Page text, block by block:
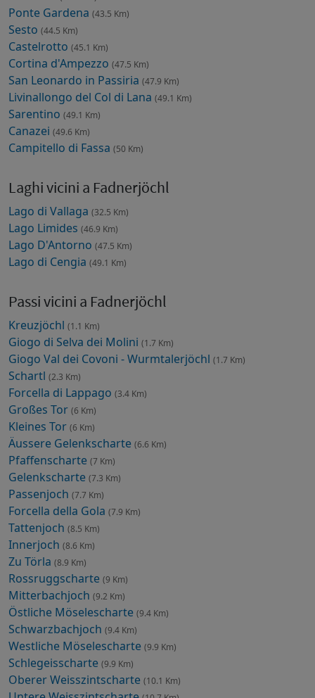
Ponte Gardena (43.5 Km)
Sesto (44.5 Km)
Castelrotto (45.1 Km)
Cortina d'Ampezzo (47.5 Km)
San Leonardo in Passiria (47.9 Km)
Livinallongo del Col di Lana (49.1 Km)
Sarentino (49.1 Km)
Canazei (49.6 Km)
Campitello di Fassa (50 Km)
Laghi vicini a Fadnerjöchl
Lago di Vallaga (32.5 Km)
Lago Limides (46.9 Km)
Lago D'Antorno (47.5 Km)
Lago di Cengia (49.1 Km)
Passi vicini a Fadnerjöchl
Kreuzjöchl (1.1 Km)
Giogo di Selva dei Molini (1.7 Km)
Giogo Val dei Covoni - Wurmtalerjöchl (1.7 Km)
Schartl (2.3 Km)
Forcella di Lappago (3.4 Km)
Großes Tor (6 Km)
Kleines Tor (6 Km)
Äussere Gelenkscharte (6.6 Km)
Pfaffenscharte (7 Km)
Gelenkscharte (7.3 Km)
Passenjoch (7.7 Km)
Forcella della Gola (7.9 Km)
Tattenjoch (8.5 Km)
Innerjoch (8.6 Km)
Zu Törla (8.9 Km)
Rossruggscharte (9 Km)
Mitterbachjoch (9.2 Km)
Östliche Möselescharte (9.4 Km)
Schwarzbachjoch (9.4 Km)
Westliche Möselescharte (9.9 Km)
Schlegeisscharte (9.9 Km)
Oberer Weisszintscharte (10.1 Km)